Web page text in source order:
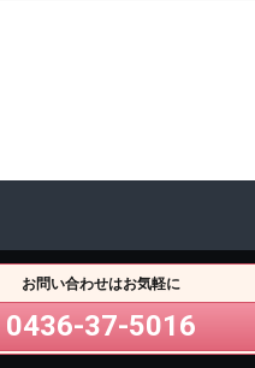
お問い合わせはお気軽に
0436-37-5016